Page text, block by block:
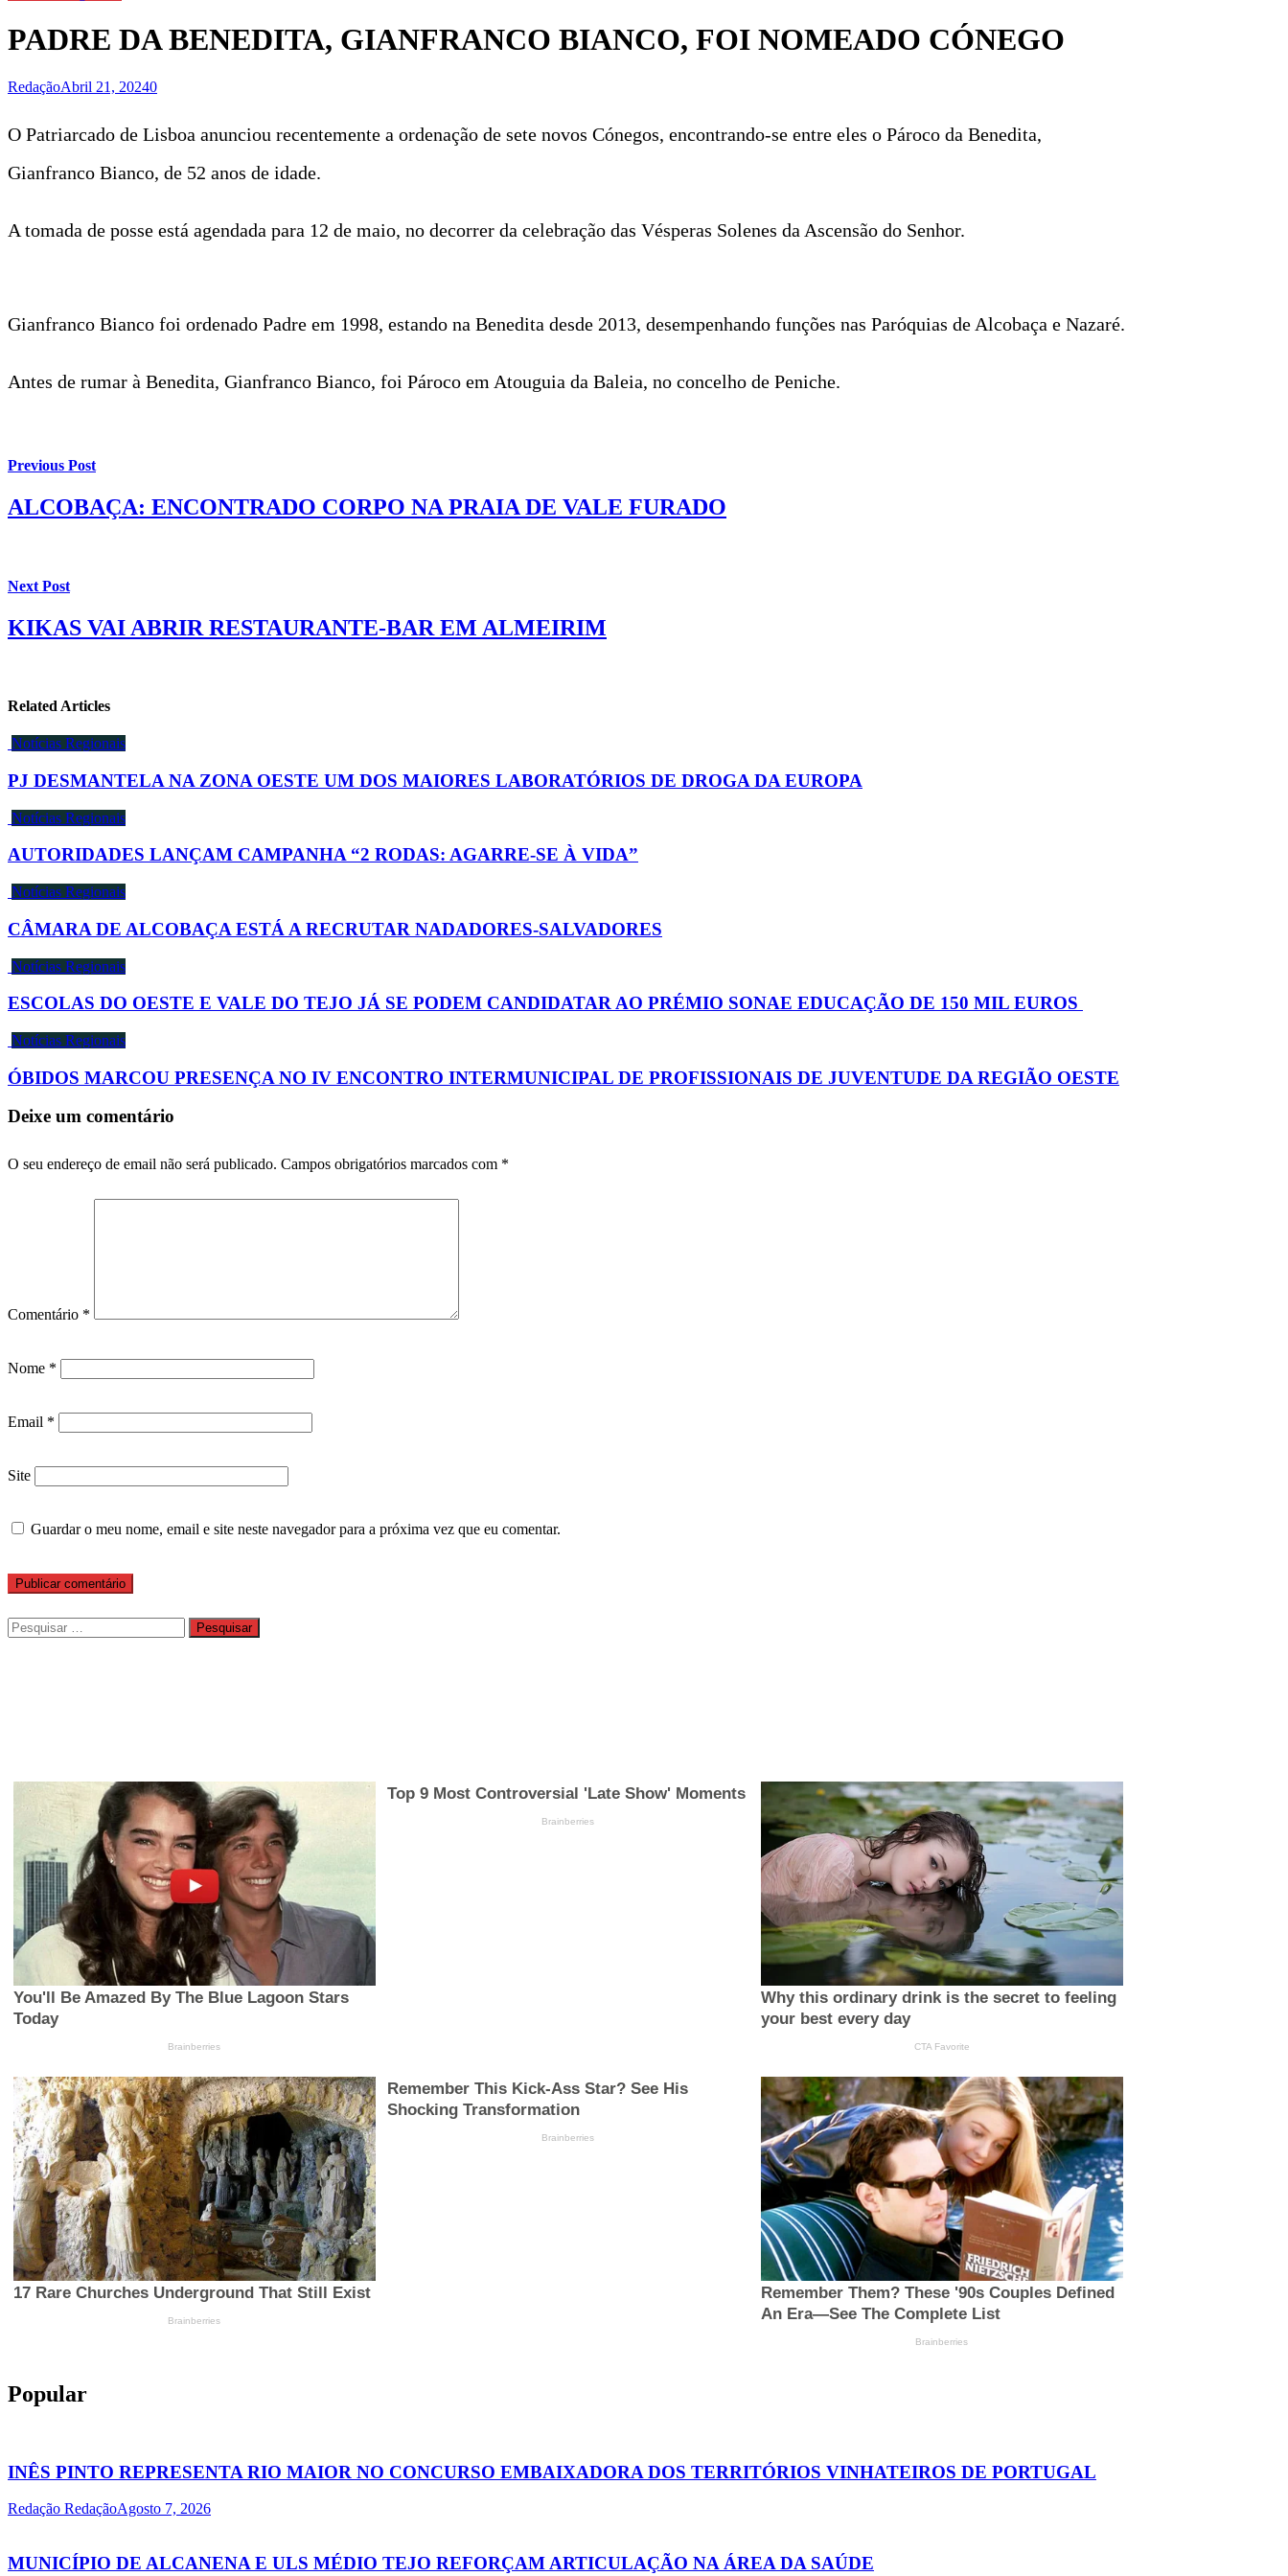
PADRE DA BENEDITA, GIANFRANCO BIANCO, FOI NOMEADO CÓNEGO
RedaçãoAbril 21, 20240
O Patriarcado de Lisboa anunciou recentemente a ordenação de sete novos Cónegos, encontrando-se entre eles o Pároco da Benedita,
Gianfranco Bianco, de 52 anos de idade.
A tomada de posse está agendada para 12 de maio, no decorrer da celebração das Vésperas Solenes da Ascensão do Senhor.
Gianfranco Bianco foi ordenado Padre em 1998, estando na Benedita desde 2013, desempenhando funções nas Paróquias de Alcobaça e Nazaré.
Antes de rumar à Benedita, Gianfranco Bianco, foi Pároco em Atouguia da Baleia, no concelho de Peniche.
Previous Post
ALCOBAÇA: ENCONTRADO CORPO NA PRAIA DE VALE FURADO
Next Post
KIKAS VAI ABRIR RESTAURANTE-BAR EM ALMEIRIM
Related Articles
Notícias Regionais
PJ DESMANTELA NA ZONA OESTE UM DOS MAIORES LABORATÓRIOS DE DROGA DA EUROPA
Notícias Regionais
AUTORIDADES LANÇAM CAMPANHA “2 RODAS: AGARRE-SE À VIDA”
Notícias Regionais
CÂMARA DE ALCOBAÇA ESTÁ A RECRUTAR NADADORES-SALVADORES
Notícias Regionais
ESCOLAS DO OESTE E VALE DO TEJO JÁ SE PODEM CANDIDATAR AO PRÉMIO SONAE EDUCAÇÃO DE 150 MIL EUROS
Notícias Regionais
ÓBIDOS MARCOU PRESENÇA NO IV ENCONTRO INTERMUNICIPAL DE PROFISSIONAIS DE JUVENTUDE DA REGIÃO OESTE
Deixe um comentário
O seu endereço de email não será publicado. Campos obrigatórios marcados com *
Comentário *
Nome *
Email *
Site
Guardar o meu nome, email e site neste navegador para a próxima vez que eu comentar.
Pesquisar
por:
Popular
INÊS PINTO REPRESENTA RIO MAIOR NO CONCURSO EMBAIXADORA DOS TERRITÓRIOS VINHATEIROS DE PORTUGAL
Redação RedaçãoAgosto 7, 2026
MUNICÍPIO DE ALCANENA E ULS MÉDIO TEJO REFORÇAM ARTICULAÇÃO NA ÁREA DA SAÚDE